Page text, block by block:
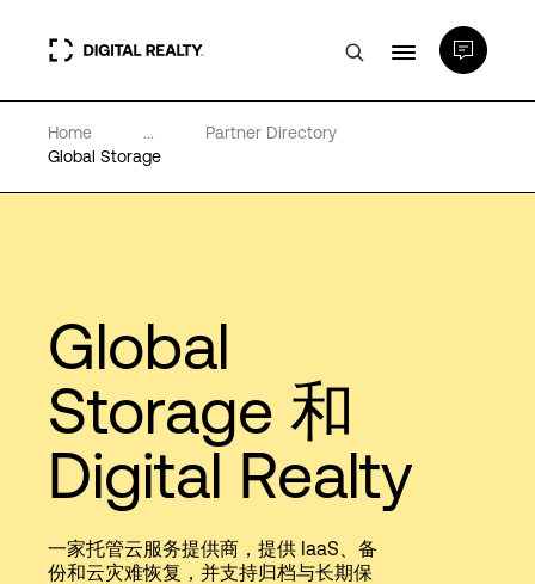
数据中心
专业知识和资源
关于
Language
Home ...
Partner Directory
Global Storage
Global
Storage 和
Digital Realty
一家托管云服务提供商，提供 IaaS、备
份和云灾难恢复，并支持归档与长期保